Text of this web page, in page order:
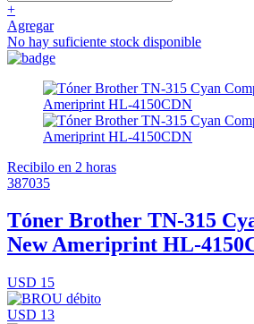
+
Agregar
No hay suficiente stock disponible
Recibilo en 2 horas
387035
Tóner Brother TN-315
New Ameriprint HL-
USD 15
USD 13